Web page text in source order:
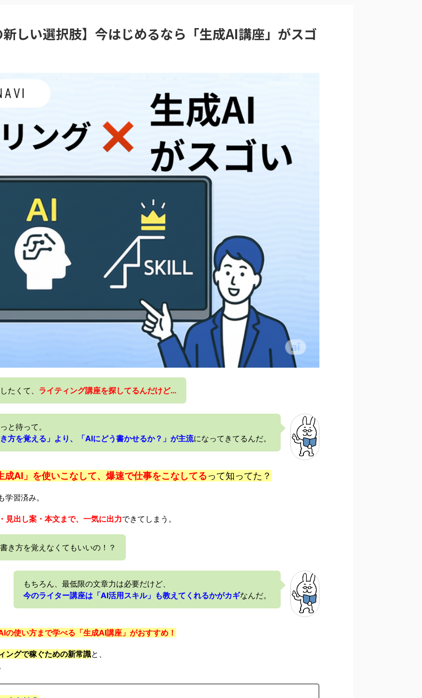
新しい選択肢】今はじめるなら「生成AI講座」がスゴ
たくて、 ライティング講座を探してるんだけど…
と待って。
き方を覚える」より、「AIにどう書かせるか？」が主流になってきてるんだ。
AI」を使いこなして、爆速で仕事をこなしてるって知ってた？
習済み。
見出し案・本文まで、一気に出力できてしまう。
き方を覚えなくてもいいの！？
もちろん、最低限の文章力は必要だけど、
今のライター講座は「AI活用スキル」も教えてくれるかがカギなんだ。
使い方まで学べる「生成AI講座」がおすすめ！
ングで稼ぐための新常識と、